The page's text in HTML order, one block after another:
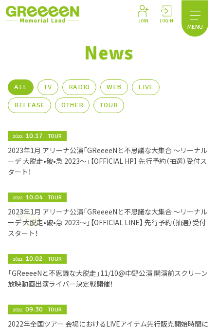
JOIN LOGIN
MENU
News
ALL TV RADIO WEB LIVE
RELEASE OTHER TOUR
2022. 10.17 TOUR
2023年1月 アリーナ公演「GReeeeNと不思議な大集合 〜リーナル
ーデ 大脱走•破•急 2023〜」【OFFICIAL HP】 先行予約（抽選）受付ス
タート！
2022. 10.04 TOUR
2023年1月 アリーナ公演「GReeeeNと不思議な大集合 〜リーナル
ーデ 大脱走•破•急 2023〜」【OFFICIAL LINE】 先行予約（抽選）受付
スタート！
2022. 10.02 TOUR
「GReeeeNと不思議な大脱走」11/10@中野公演 開演前スクリーン
放映動画出演ライバー決定戦開催！
2022. 09.30 TOUR
2022年全国ツアー 会場におけるLIVEアイテム先行販売開始時間に